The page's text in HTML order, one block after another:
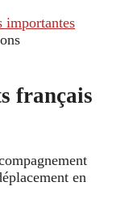
importantes
français
en